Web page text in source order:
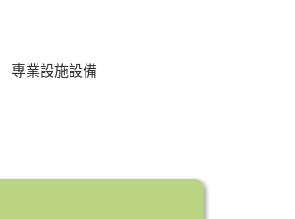
專業設施設備